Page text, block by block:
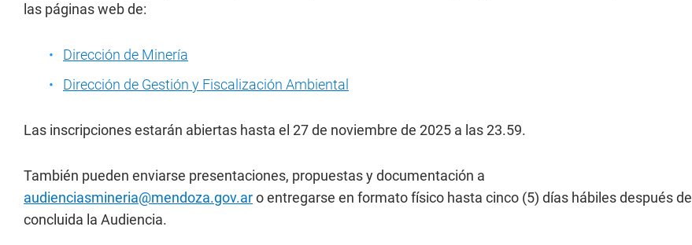
las páginas web de:
Dirección de Minería
Dirección de Gestión y Fiscalización Ambiental
Las inscripciones estarán abiertas hasta el 27 de noviembre de 2025 a las 23.59.
También pueden enviarse presentaciones, propuestas y documentación a
audienciasmineria@mendoza.gov.aro entregarse en formato físico hasta cinco (5) días hábiles después de
concluida la Audiencia.